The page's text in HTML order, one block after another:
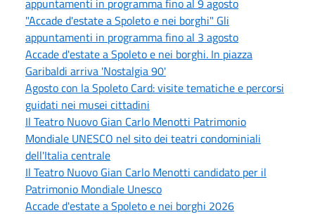
"Accade d'estate a Spoleto e nei borghi" Gli
appuntamenti in programma fino al 3 agosto
Accade d'estate a Spoleto e nei borghi. In piazza
Garibaldi arriva 'Nostalgia 90'
Agosto con la Spoleto Card: visite tematiche e percorsi
guidati nei musei cittadini
Il Teatro Nuovo Gian Carlo Menotti Patrimonio
Mondiale UNESCO nel sito dei teatri condominiali
dell'Italia centrale
Il Teatro Nuovo Gian Carlo Menotti candidato per il
Patrimonio Mondiale Unesco
Accade d'estate a Spoleto e nei borghi 2026